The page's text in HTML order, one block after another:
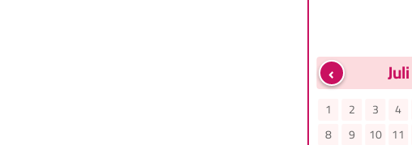
‹ Juli
1 2 3 4
8
9 10 11